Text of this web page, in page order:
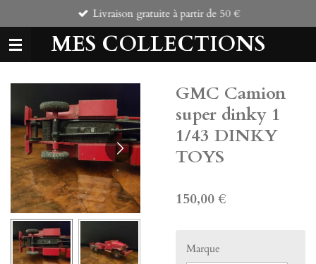
au
contenu
principal
MES COLLECTIONS
Livraison gratuite à partir de 50 €
GMC Camion
super dinky 1
1/43 DINKY
TOYS
150,00 €
Marque